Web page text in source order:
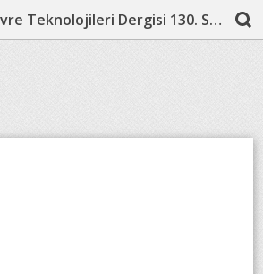
Su ve Çevre Teknolojileri Dergisi 130. Sayı (Mayıs 2019)